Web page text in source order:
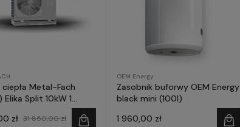
Metal-Fach
Elika Split 10kW 1
zł 31 850,00 zł
OEM Energy
Zasobnik buforwy OEM Energy
black mini (100l)
1 960,00 zł